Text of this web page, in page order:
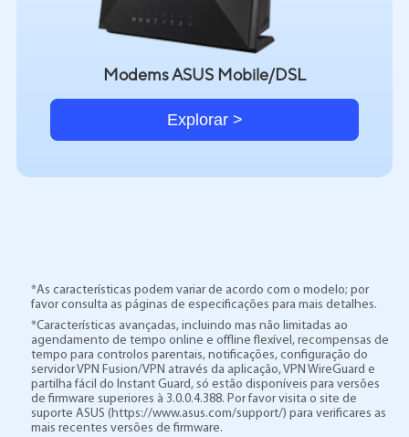
Modems ASUS Mobile/DSL
Explorar >
*As características podem variar de acordo com o modelo; por
favor consulta as páginas de especificações para mais detalhes.
*Características avançadas, incluindo mas não limitadas ao
agendamento de tempo online e offline flexível, recompensas de
tempo para controlos parentais, notificações, configuração do
servidor VPN Fusion/VPN através da aplicação, VPN WireGuard e
partilha fácil do Instant Guard, só estão disponíveis para versões
de firmware superiores à 3.0.0.4.388. Por favor visita o site de
suporte ASUS (https://www.asus.com/support/) para verificares as
mais recentes versões de firmware.